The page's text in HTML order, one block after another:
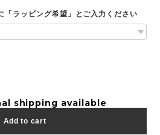
「ラッピング希望」とご入力ください
shipping available
Add to cart